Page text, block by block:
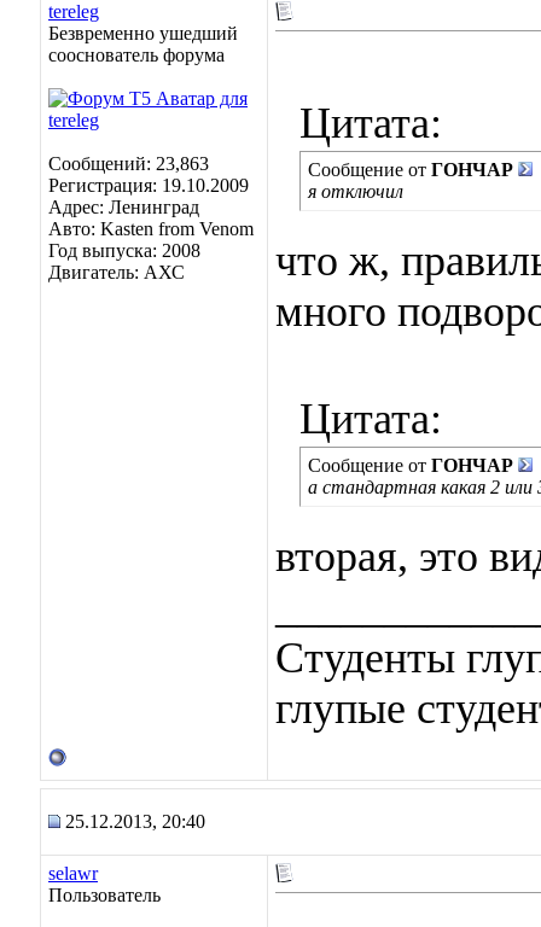
tereleg
Безвременно ушедший
сооснователь форума
Сообщений: 23,863
Регистрация: 19.10.2009
Адрес: Ленинград
Авто: Kasten from Venom
Год выпуска: 2008
Двигатель: АХС
Цитата:
Сообщение от ГОНЧАР
я отключил
что ж,
много
Цитата:
Сообщение от ГОНЧАР
а стандартная какая 2 или
вторая, это
Студенты
глупые
25.12.2013, 20:40
selawr
Пользователь